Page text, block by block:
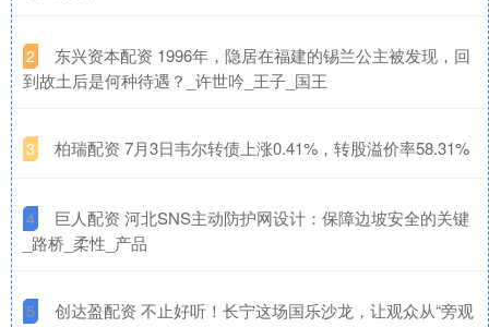
2
​东兴资本配资 1996年，隐居在福建的锡兰公主被发现，回
到故土后是何种待遇？_许世吟_王子_国王
3 ​柏瑞配资 7月3日韦尔转债上涨0.41%，转股溢价率58.31%
4
​巨人配资 河北SNS主动防护网设计：保障边坡安全的关键
_路桥_柔性_产品
5
​创达盈配资 不止好听！长宁这场国乐沙龙，让观众从“旁观